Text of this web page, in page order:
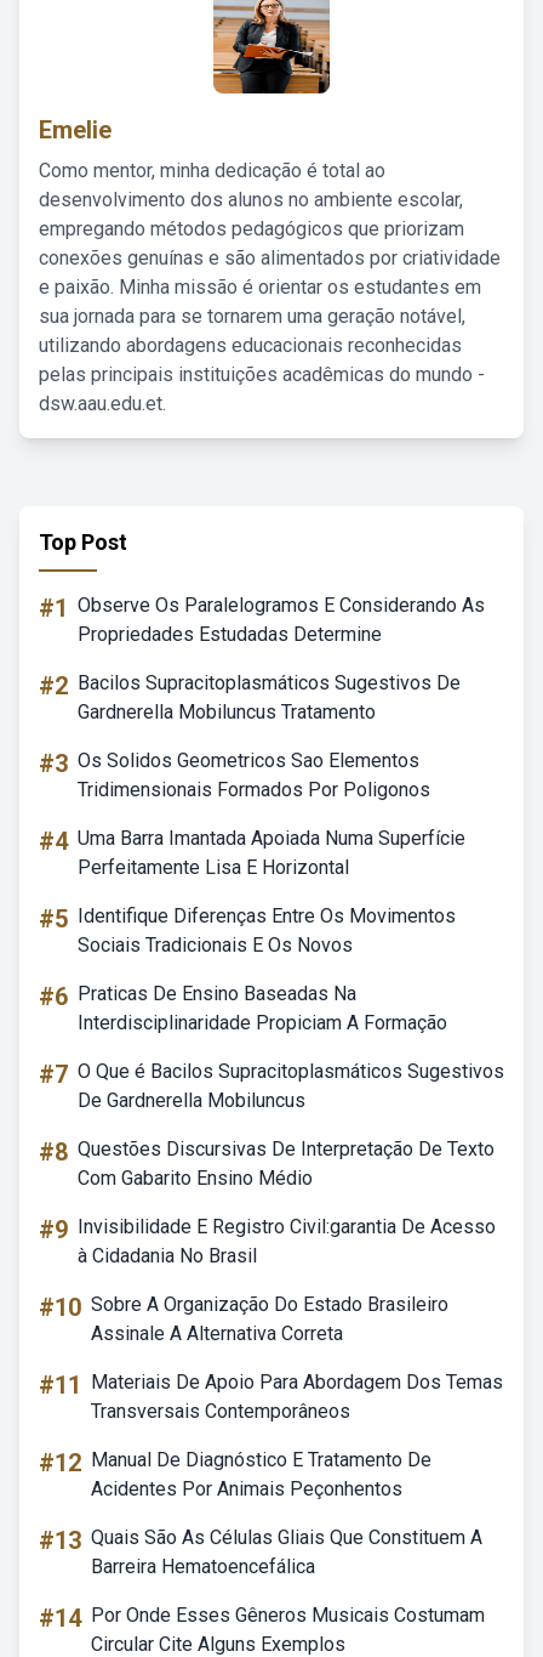
Emelie
Como mentor, minha dedicação é total ao
desenvolvimento dos alunos no ambiente escolar,
empregando métodos pedagógicos que priorizam
conexões genuínas e são alimentados por criatividade
e paixão. Minha missão é orientar os estudantes em
sua jornada para se tornarem uma geração notável,
utilizando abordagens educacionais reconhecidas
pelas principais instituições acadêmicas do mundo -
dsw.aau.edu.et.
Top Post
#1 Observe Os Paralelogramos E Considerando As
Propriedades Estudadas Determine
#2 Bacilos Supracitoplasmáticos Sugestivos De
Gardnerella Mobiluncus Tratamento
#3 Os Solidos Geometricos Sao Elementos
Tridimensionais Formados Por Poligonos
#4 Uma Barra Imantada Apoiada Numa Superfície
Perfeitamente Lisa E Horizontal
#5 Identifique Diferenças Entre Os Movimentos
Sociais Tradicionais E Os Novos
#6 Praticas De Ensino Baseadas Na
Interdisciplinaridade Propiciam A Formação
#7 O Que é Bacilos Supracitoplasmáticos Sugestivos
De Gardnerella Mobiluncus
#8 Questões Discursivas De Interpretação De Texto
Com Gabarito Ensino Médio
#9 Invisibilidade E Registro Civil:garantia De Acesso
à Cidadania No Brasil
#10 Sobre A Organização Do Estado Brasileiro
Assinale A Alternativa Correta
#11
Materiais De Apoio Para Abordagem Dos Temas
Transversais Contemporâneos
#12 Manual De Diagnóstico E Tratamento De
Acidentes Por Animais Peçonhentos
#13 Quais São As Células Gliais Que Constituem A
Barreira Hematoencefálica
#14 Por Onde Esses Gêneros Musicais Costumam
Circular Cite Alguns Exemplos